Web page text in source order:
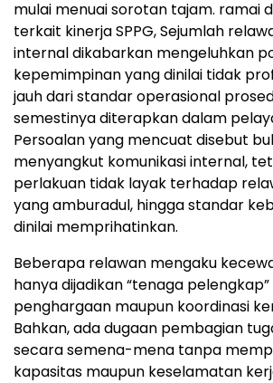
mulai menuai sorotan tajam. ramai
terkait kinerja SPPG, Sejumlah
internal dikabarkan mengeluhkan
kepemimpinan yang dinilai tidak
jauh dari standar operasional
semestinya diterapkan dalam
Persoalan yang mencuat disebut
menyangkut komunikasi internal,
perlakuan tidak layak terhadap
yang amburadul, hingga standar
dinilai memprihatinkan.
Beberapa relawan mengaku
hanya dijadikan “tenaga
penghargaan maupun koordinasi
Bahkan, ada dugaan pembagian
secara semena-mena tanpa
kapasitas maupun keselamatan